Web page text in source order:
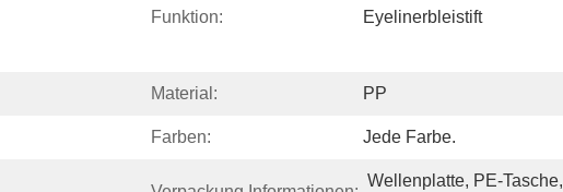
Funktion: Eyelinerbleistift
Material: PP
Farben: Jede Farbe.
Wellenplatte, PE-Tasche,